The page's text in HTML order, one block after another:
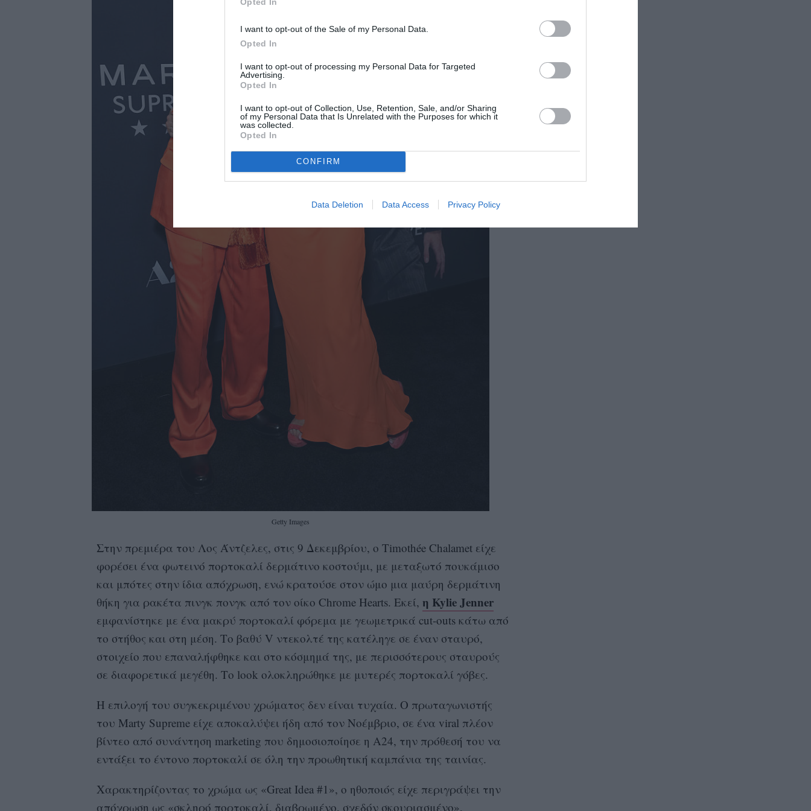
I want to opt-out of the Sale of my Personal Data.
Opted In
I want to opt-out of processing my Personal Data for Targeted
Advertising.
Opted In
I want to opt-out of Collection, Use, Retention, Sale, and/or Sharing
of my Personal Data that Is Unrelated with the Purposes for which it
was collected.
Opted In
CONFIRM
Data Deletion Data Access Privacy Policy
Getty Images
Στην πρεμιέρα του Λος Άντζελες, στις 9 Δεκεμβρίου, ο Timothée Chalamet είχε
φορέσει ένα φωτεινό πορτοκαλί δερμάτινο κοστούμι, με μεταξωτό πουκάμισο
και μπότες στην ίδια απόχρωση, ενώ κρατούσε στον ώμο μια μαύρη δερμάτινη
θήκη για ρακέτα πινγκ πονγκ από τον οίκο Chrome Hearts. Εκεί, η Kylie Jenner
εμφανίστηκε με ένα μακρύ πορτοκαλί φόρεμα με γεωμετρικά cut-outs κάτω από
το στήθος και στη μέση. Το βαθύ V ντεκολτέ της κατέληγε σε έναν σταυρό,
στοιχείο που επαναλήφθηκε και στο κόσμημά της, με περισσότερους σταυρούς
σε διαφορετικά μεγέθη. Το look ολοκληρώθηκε με μυτερές πορτοκαλί γόβες.
Η επιλογή του συγκεκριμένου χρώματος δεν είναι τυχαία. Ο πρωταγωνιστής
του Marty Supreme είχε αποκαλύψει ήδη από τον Νοέμβριο, σε ένα viral πλέον
βίντεο από συνάντηση marketing που δημοσιοποίησε η A24, την πρόθεσή του να
εντάξει το έντονο πορτοκαλί σε όλη την προωθητική καμπάνια της ταινίας.
Χαρακτηρίζοντας το χρώμα ως «Great Idea #1», ο ηθοποιός είχε περιγράψει την
απόχρωση ως «σκληρό πορτοκαλί, διαβρωμένο, σχεδόν σκουριασμένο»,